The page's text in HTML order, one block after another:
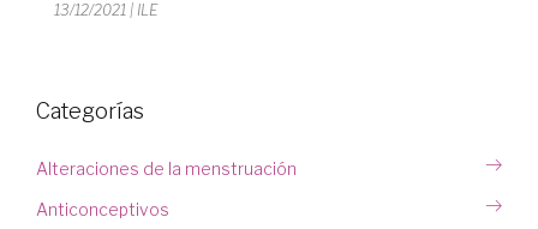
13/12/2021 | ILE
Categorías
Alteraciones de la menstruación
Anticonceptivos